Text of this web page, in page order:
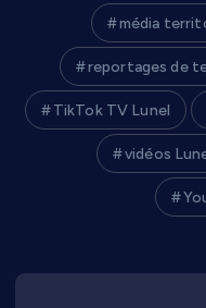
média
reportages de
TikTok TV Lunel
vidéos